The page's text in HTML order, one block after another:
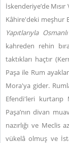
İskenderiye’de
Kâhire'deki meşhur
Yapıtlarıyla
kahreden rehin
taktıkları haçtır
Paşa ile Rum
Mora'ya gider.
Efendi'leri kurtarıp
Paşa’nın divan
nazırlığı ve Meclis
vükelâ olmuş ve